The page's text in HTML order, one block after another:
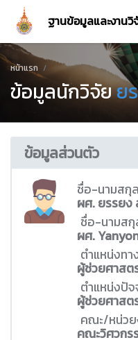
ฐานข้อมูลและงานวิ
หน้าแรก
ข้อมูลนักวิจัยย
ข้อมูลส่วนตัว
ชื่อ-นามสกุ
ผศ. ยรรยง
ชื่อ-นามส
ผศ.
ตำแหน่งทา
ผู้ช่วยศาสต
ตำแหน่งปั
ผู้ช่วยศาสต
คณะ/หน่วย
คณะวิศวกร